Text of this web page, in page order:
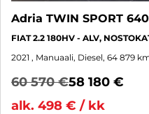
Adria TWIN SPORT
FIAT 2.2 180HV - ALV,
2021 , Manuaali, Diesel, 64 879
60 570 €58 180 €
alk. 498 € / kk